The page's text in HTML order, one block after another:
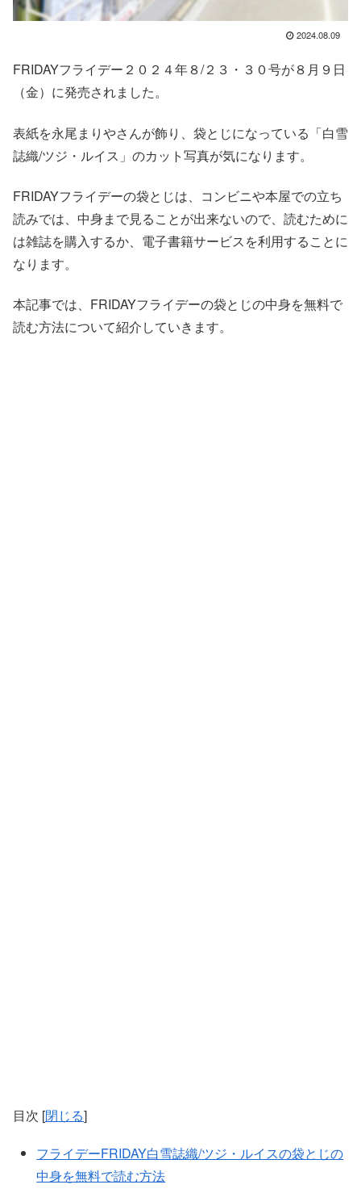
2024.08.09
FRIDAYフライデー２０２４年８/２３・３０号が８月９日
（金）に発売されました。
表紙を永尾まりやさんが飾り、袋とじになっている「白雪
誌織/ツジ・ルイス」のカット写真が気になります。
FRIDAYフライデーの袋とじは、コンビニや本屋での立ち
読みでは、中身まで見ることが出来ないので、読むために
は雑誌を購入するか、電子書籍サービスを利用することに
なります。
本記事では、FRIDAYフライデーの袋とじの中身を無料で
読む方法について紹介していきます。
目次 [閉じる]
フライデーFRIDAY白雪誌織/ツジ・ルイスの袋とじの
中身を無料で読む方法